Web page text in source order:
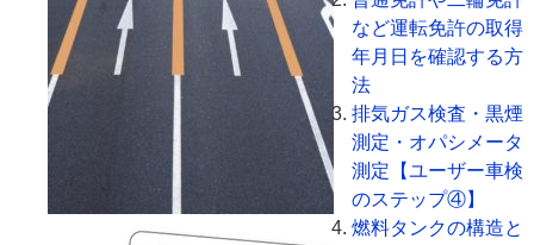
など運転免許の取得
年月日を確認する方
法
排気ガス検査・黒煙
測定・オパシメータ
測定【ユーザー車検
のステップ④】
燃料タンクの構造と